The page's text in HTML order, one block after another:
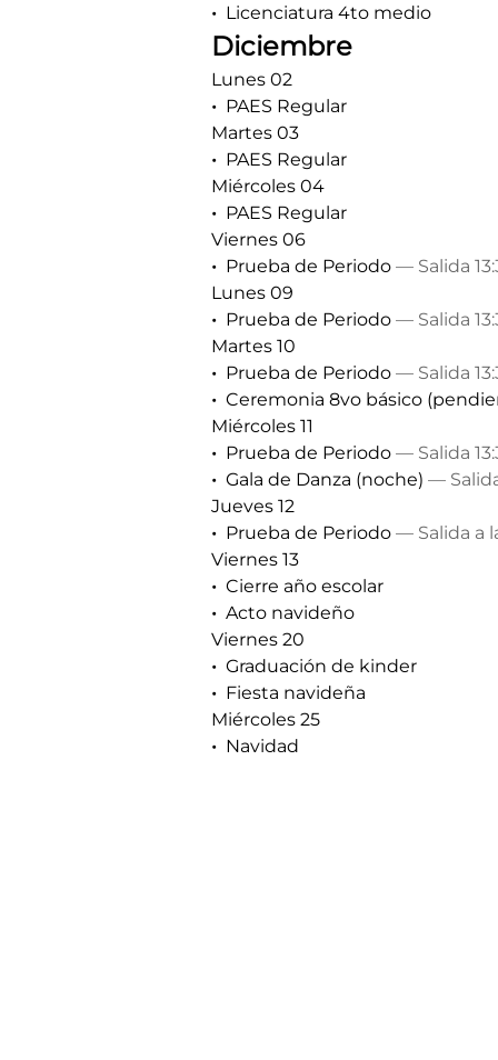
Licenciatura 4to medio
Diciembre
Lunes 02
PAES Regular
Martes 03
PAES Regular
Miércoles 04
PAES Regular
Viernes 06
Prueba de Periodo — Salida
Lunes 09
Prueba de Periodo — Salida
Martes 10
Prueba de Periodo — Salida
Ceremonia 8vo básico
Miércoles 11
Prueba de Periodo — Salida
Gala de Danza (noche) —
Jueves 12
Prueba de Periodo — Salida a
Viernes 13
Cierre año escolar
Acto navideño
Viernes 20
Graduación de kinder
Fiesta navideña
Miércoles 25
Navidad